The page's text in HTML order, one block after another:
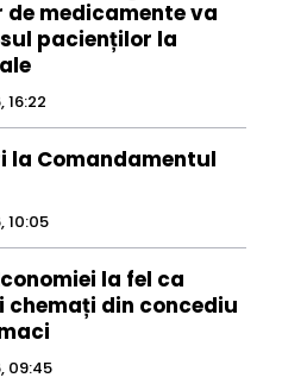
medicamente va
pacienților la
16:22
la Comandamentul
10:05
la fel ca
chemați din concediu
09:45